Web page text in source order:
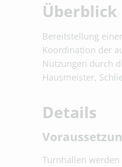
Überblick
Bereitstellung
Koordination der
Nutzungen durch
Hausmeister,
Details
Turnhallen